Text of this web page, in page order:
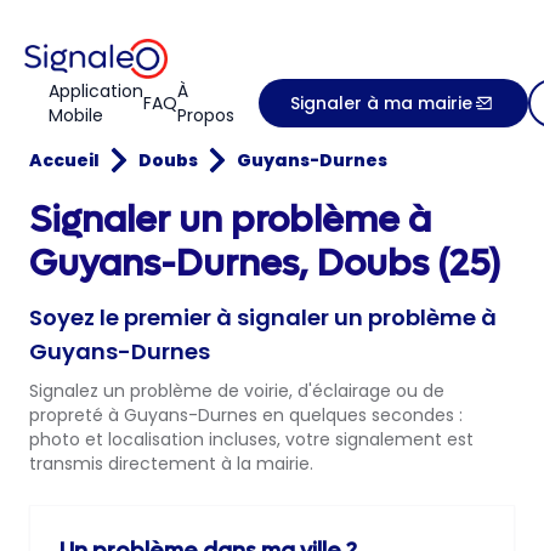
Application
Mobile
FAQÀ
Propos
Signaler à ma mairie
Accueil Doubs Guyans-Durnes
Signaler un problème à
Guyans-Durnes, Doubs (25)
Soyez le premier à signaler un problème à
Guyans-Durnes
Signalez un problème de voirie, d'éclairage ou de
propreté à Guyans-Durnes en quelques secondes :
photo et localisation incluses, votre signalement est
transmis directement à la mairie.